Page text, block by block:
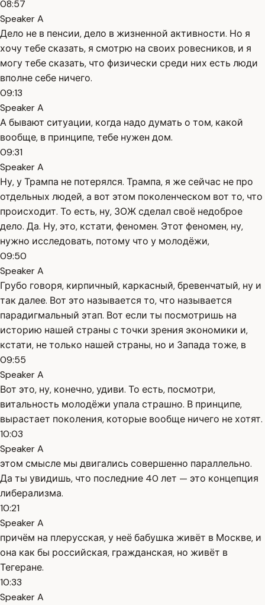
08:57
Speaker A
Дело не в пенсии, дело в жизненной активности. Но я
хочу тебе сказать, я смотрю на своих ровесников, и я
могу тебе сказать, что физически среди них есть люди
вполне себе ничего.
09:13
Speaker A
А бывают ситуации, когда надо думать о том, какой
вообще, в принципе, тебе нужен дом.
09:31
Speaker A
Ну, у Трампа не потерялся. Трампа, я же сейчас не про
отдельных людей, а вот этом поколенческом вот то, что
происходит. То есть, ну, ЗОЖ сделал своё недоброе
дело. Да. Ну, это, кстати, феномен. Этот феномен, ну,
нужно исследовать, потому что у молодёжи,
09:50
Speaker A
Грубо говоря, кирпичный, каркасный, бревенчатый, ну и
так далее. Вот это называется то, что называется
парадигмальный этап. Вот если ты посмотришь на
историю нашей страны с точки зрения экономики и,
кстати, не только нашей страны, но и Запада тоже, в
09:55
Speaker A
Вот это, ну, конечно, удиви. То есть, посмотри,
витальность молодёжи упала страшно. В принципе,
вырастает поколения, которые вообще ничего не хотят.
10:03
Speaker A
этом смысле мы двигались совершенно параллельно.
Да ты увидишь, что последние 40 лет — это концепция
либерализма.
10:21
Speaker A
причём на плерусская, у неё бабушка живёт в Москве, и
она как бы российская, гражданская, но живёт в
Тегеране.
10:33
Speaker A